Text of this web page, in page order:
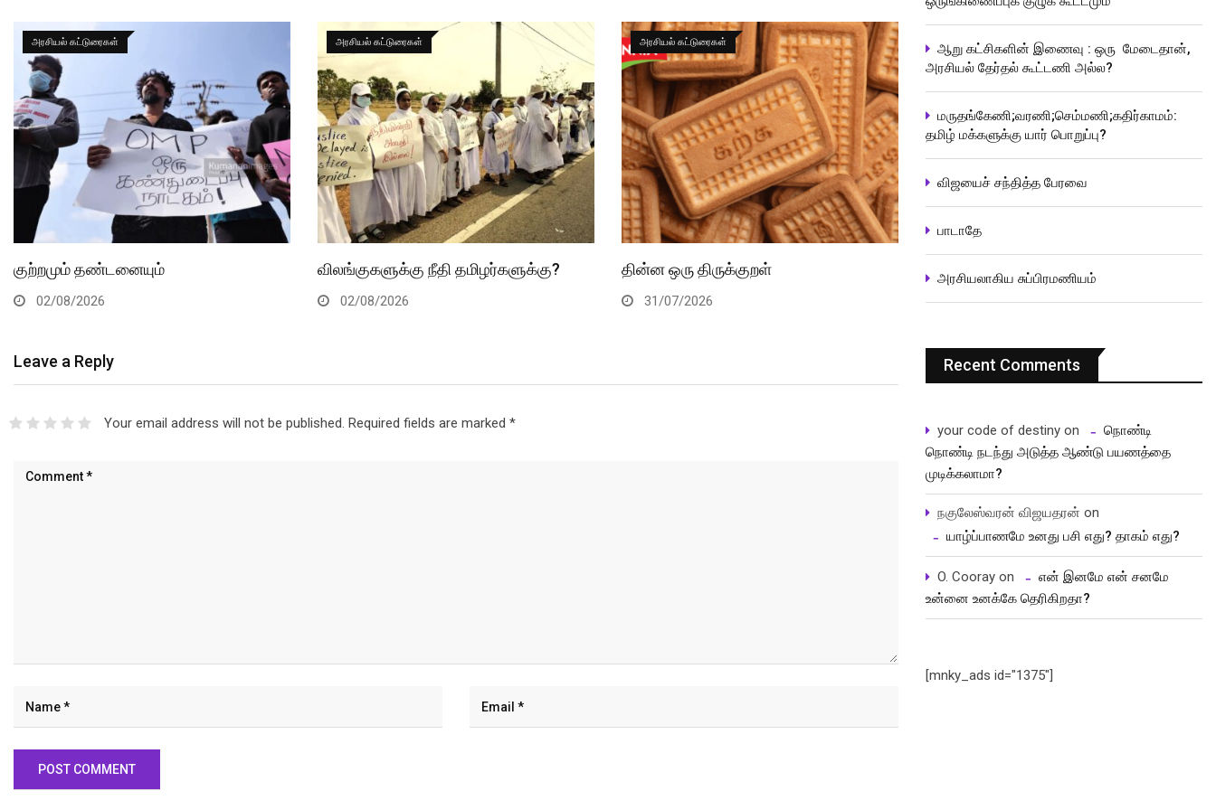
அரசியல் கட்டுரைகள்
குற்றமும் தண்டனையும்
02/08/2026
அரசியல் கட்டுரைகள்
விலங்குகளுக்கு நீதி தமிழர்களுக்கு?
02/08/2026
அரசியல் கட்டுரைகள்
தின்ன ஒரு திருக்குறள்
31/07/2026
Leave a Reply
Your email address will not be published. Required fields are marked *
ஆறு கட்சிகளின் இணைவு : ஒரு மேடைதான்,
அரசியல் தேர்தல் கூட்டணி அல்ல?
மருதங்கேணி;வரணி;செம்மணி;கதிர்காமம்:
தமிழ் மக்களுக்கு யார் பொறுப்பு?
விஜயைச் சந்தித்த பேரவை
பாடாதே
அரசியலாகிய சுப்பிரமணியம்
Recent Comments
your code of destiny on
நொண்டி
நொண்டி நடந்து அடுத்த ஆண்டு பயணத்தை
முடிக்கலாமா?
நகுலேஸ்வரன் விஜயதரன் on
யாழ்ப்பாணமே உனது பசி எது? தாகம் எது?
O. Cooray on
என் இனமே என் சனமே
உன்னை உனக்கே தெரிகிறதா?
[mnky_ads id="1375"]